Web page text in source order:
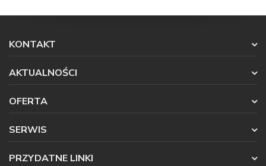
KONTAKT
AKTUALNOŚCI
OFERTA
SERWIS
PRZYDATNE LINKI